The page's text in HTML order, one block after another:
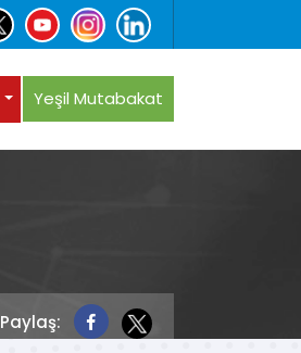
Yeşil Mutabakat
Paylaş: